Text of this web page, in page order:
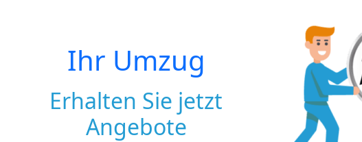
Ihr Umzug
Erhalten Sie jetzt
Angebote